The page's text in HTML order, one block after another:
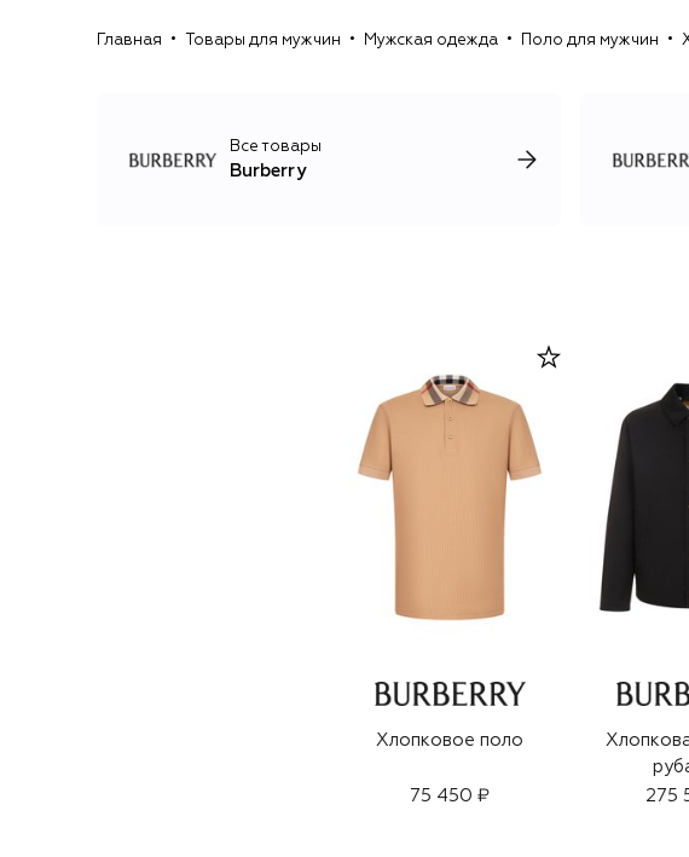
одежды,
Главная Товары для мужчин Мужская одежда Поло для мужчин
Все товары
Burberry
Хлопковое поло
75 450 ₽
275